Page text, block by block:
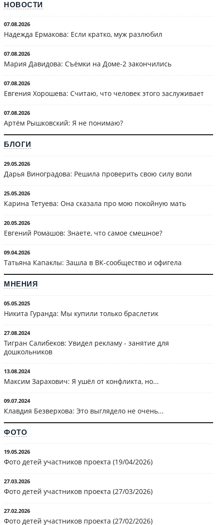
НОВОСТИ
07.08.2026
Надежда Ермакова: Если кратко, муж разлюбил
07.08.2026
Мария Давидова: Съёмки на Доме-2 закончились
07.08.2026
Евгения Хорошева: Считаю, что человек этого заслуживает
07.08.2026
Артём Рышковский: Я не понимаю?
БЛОГИ
29.05.2026
Дарья Виноградова: Решила проверить свою силу воли
25.05.2026
Карина Тетуева: Она сказала про мою покойную мать
20.05.2026
Евгений Ромашов: Знаете, что самое смешное?
09.04.2026
Татьяна Капаклы: Зашла в ВК-сообщество и офигела
МНЕНИЯ
05.05.2025
Никита Гуранда: Мы купили только браслетик
27.08.2024
Тигран Салибеков: Увидел рекламу - занятие для
дошкольников
13.08.2024
Максим Зарахович: Я ушёл от конфликта, но...
09.07.2024
Клавдия Безверхова: Это выглядело не очень...
ФОТО
19.05.2026
Фото детей участников проекта (19/04/2026)
27.03.2026
Фото детей участников проекта (27/03/2026)
27.02.2026
Фото детей участников проекта (27/02/2026)